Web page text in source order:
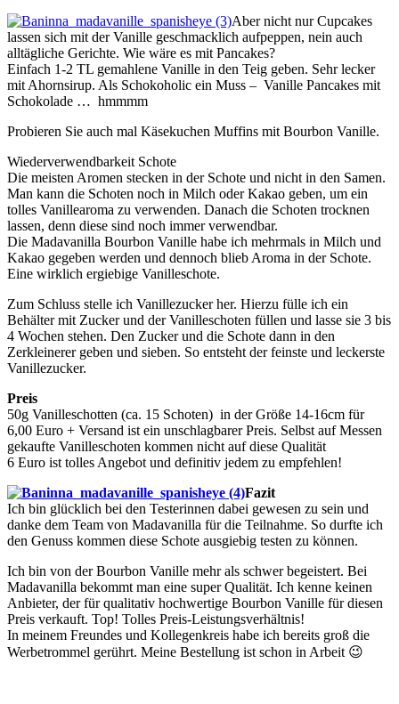
Aber nicht nur Cupcakes
lassen sich mit der Vanille geschmacklich aufpeppen, nein auch
alltägliche Gerichte. Wie wäre es mit Pancakes?
Einfach 1-2 TL gemahlene Vanille in den Teig geben. Sehr lecker
mit Ahornsirup. Als Schokoholic ein Muss – Vanille Pancakes mit
Schokolade … hmmmm
Probieren Sie auch mal Käsekuchen Muffins mit Bourbon Vanille.
Wiederverwendbarkeit Schote
Die meisten Aromen stecken in der Schote und nicht in den Samen.
Man kann die Schoten noch in Milch oder Kakao geben, um ein
tolles Vanillearoma zu verwenden. Danach die Schoten trocknen
lassen, denn diese sind noch immer verwendbar.
Die Madavanilla Bourbon Vanille habe ich mehrmals in Milch und
Kakao gegeben werden und dennoch blieb Aroma in der Schote.
Eine wirklich ergiebige Vanilleschote.
Zum Schluss stelle ich Vanillezucker her. Hierzu fülle ich ein
Behälter mit Zucker und der Vanilleschoten füllen und lasse sie 3 bis
4 Wochen stehen. Den Zucker und die Schote dann in den
Zerkleinerer geben und sieben. So entsteht der feinste und leckerste
Vanillezucker.
Preis
50g Vanilleschotten (ca. 15 Schoten) in der Größe 14-16cm für
6,00 Euro + Versand ist ein unschlagbarer Preis. Selbst auf Messen
gekaufte Vanilleschoten kommen nicht auf diese Qualität
6 Euro ist tolles Angebot und definitiv jedem zu empfehlen!
Fazit
Ich bin glücklich bei den Testerinnen dabei gewesen zu sein und
danke dem Team von Madavanilla für die Teilnahme. So durfte ich
den Genuss kommen diese Schote ausgiebig testen zu können.
Ich bin von der Bourbon Vanille mehr als schwer begeistert. Bei
Madavanilla bekommt man eine super Qualität. Ich kenne keinen
Anbieter, der für qualitativ hochwertige Bourbon Vanille für diesen
Preis verkauft. Top! Tolles Preis-Leistungsverhältnis!
In meinem Freundes und Kollegenkreis habe ich bereits groß die
Werbetrommel gerührt. Meine Bestellung ist schon in Arbeit 😉